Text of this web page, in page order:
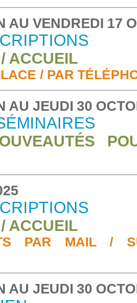
AU VENDREDI 17
ACCUEIL
/ PAR
AU JEUDI 30
ACCUEIL
PAR MAIL /
AU JEUDI 30